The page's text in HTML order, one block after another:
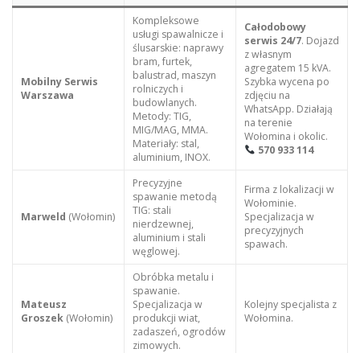
Mobilny Serwis
Warszawa
Kompleksowe
usługi spawalnicze i
ślusarskie: naprawy
bram, furtek,
balustrad, maszyn
rolniczych i
budowlanych.
Metody: TIG,
MIG/MAG, MMA.
Materiały: stal,
aluminium, INOX.
Całodobowy
serwis 24/7. Dojazd
z własnym
agregatem 15 kVA.
Szybka wycena po
zdjęciu na
WhatsApp. Działają
na terenie
Wołomina i okolic.
570 933 114
Marweld (Wołomin)
Precyzyjne
spawanie metodą
TIG: stali
nierdzewnej,
aluminium i stali
węglowej.
Firma z lokalizacji w
Wołominie.
Specjalizacja w
precyzyjnych
spawach.
Mateusz
Groszek(Wołomin)
Obróbka metalu i
spawanie.
Specjalizacja w
produkcji wiat,
zadaszeń, ogrodów
zimowych.
Kolejny specjalista z
Wołomina.